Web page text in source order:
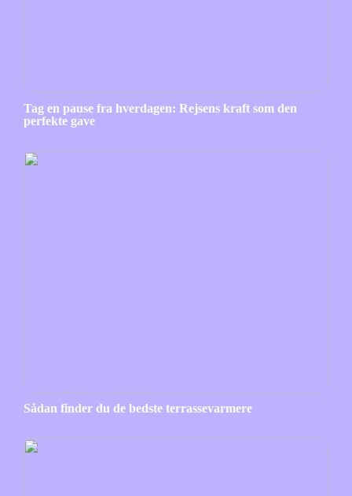
Tag en pause fra hverdagen: Rejsens kraft som den
perfekte gave
Sådan finder du de bedste terrassevarmere